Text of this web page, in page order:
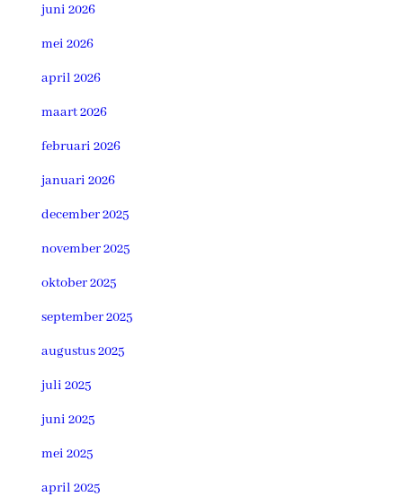
juni 2026
mei 2026
april 2026
maart 2026
februari 2026
januari 2026
december 2025
november 2025
oktober 2025
september 2025
augustus 2025
juli 2025
juni 2025
mei 2025
april 2025